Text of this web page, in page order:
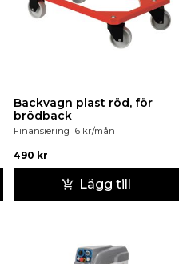
Backvagn plast röd, för
brödback
Finansiering 16 kr/mån
490 kr
Lägg till